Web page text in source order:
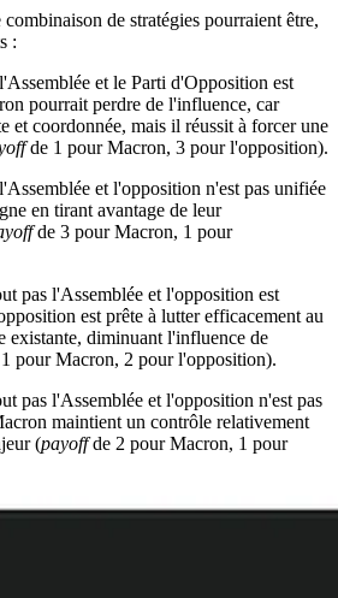
de stratégies pourraient être,
:
et le Parti d'Opposition est
pourrait perdre de l'influence, car
et coordonnée, mais il réussit à forcer une
de 1 pour Macron, 3 pour l'opposition).
et l'opposition n'est pas unifiée
en tirant avantage de leur
de 3 pour Macron, 1 pour
pas l'Assemblée et l'opposition est
est prête à lutter efficacement au
existante, diminuant l'influence de
pour Macron, 2 pour l'opposition).
pas l'Assemblée et l'opposition n'est pas
maintient un contrôle relativement
(payoffde 2 pour Macron, 1 pour